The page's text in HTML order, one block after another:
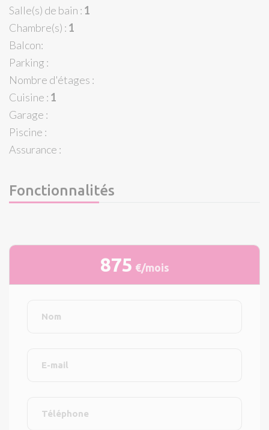
Salle(s) de bain : 1
Chambre(s) : 1
Balcon:
Parking :
Nombre d'étages :
Cuisine : 1
Garage :
Piscine :
Assurance :
Fonctionnalités
875 €/mois